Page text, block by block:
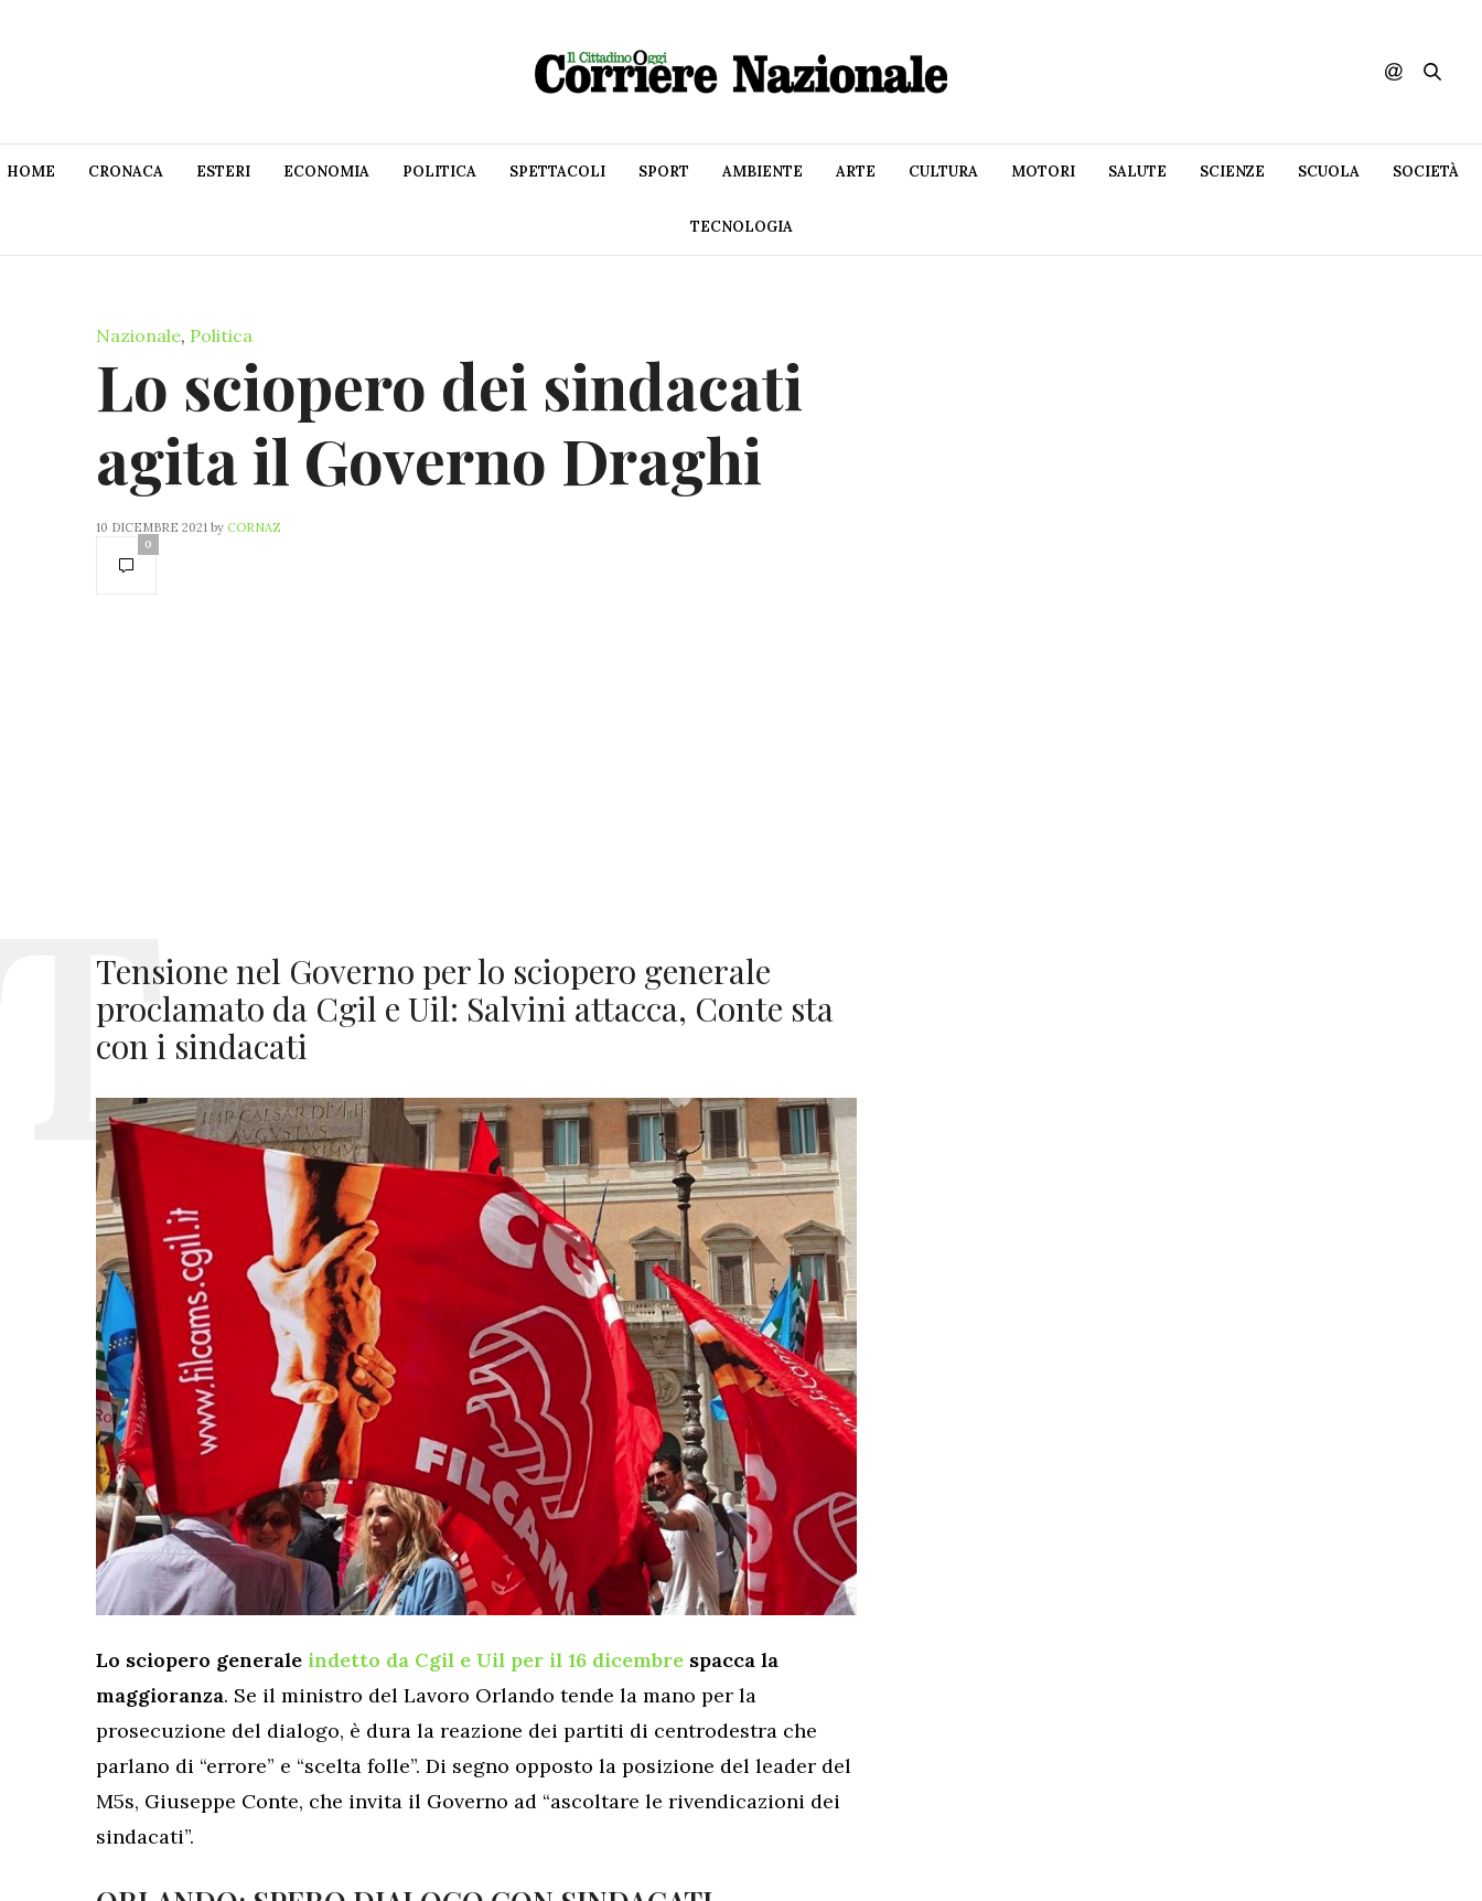
HOME CRONACA ESTERI ECONOMIA POLITICA SPETTACOLI SPORT AMBIENTE ARTE CULTURA MOTORI SALUTE SCIENZE SCUOLA SOCIETÀ
TECNOLOGIA
Nazionale, Politica
Lo sciopero dei sindacati
agita il Governo Draghi
10 DICEMBRE 2021 by CORNAZ
0
Tensione nel Governo per lo sciopero generale
proclamato da Cgil e Uil: Salvini attacca, Conte sta
con i sindacati
Lo sciopero generale indetto da Cgil e Uil per il 16 dicembre spacca la
maggioranza. Se il ministro del Lavoro Orlando tende la mano per la
prosecuzione del dialogo, è dura la reazione dei partiti di centrodestra che
parlano di “errore” e “scelta folle”. Di segno opposto la posizione del leader del
M5s, Giuseppe Conte, che invita il Governo ad “ascoltare le rivendicazioni dei
sindacati”.